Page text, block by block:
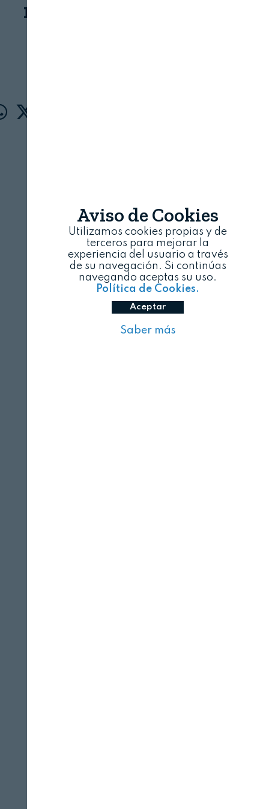
mundo
Aviso de Cookies
Utilizamos cookies propias y de
terceros para mejorar la
experiencia del usuario a través
de su navegación. Si continúas
navegando aceptas su uso.
Política de Cookies.
Aceptar
Saber más